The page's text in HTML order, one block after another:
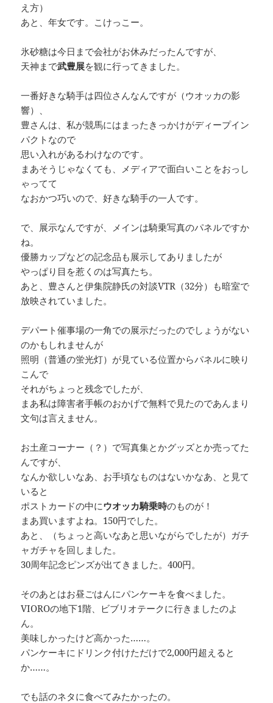
え方）
あと、年女です。こけっこー。
氷砂糖は今日まで会社がお休みだったんですが、
天神まで武豊展を観に行ってきました。
一番好きな騎手は四位さんなんですが（ウオッカの影
響）、
豊さんは、私が競馬にはまったきっかけがディープイン
パクトなので
思い入れがあるわけなのです。
まあそうじゃなくても、メディアで面白いことをおっし
ゃってて
なおかつ巧いので、好きな騎手の一人です。
で、展示なんですが、メインは騎乗写真のパネルですか
ね。
優勝カップなどの記念品も展示してありましたが
やっぱり目を惹くのは写真たち。
あと、豊さんと伊集院静氏の対談VTR（32分）も暗室で
放映されていました。
デパート催事場の一角での展示だったのでしょうがない
のかもしれませんが
照明（普通の蛍光灯）が見ている位置からパネルに映り
こんで
それがちょっと残念でしたが、
まあ私は障害者手帳のおかげで無料で見たのであんまり
文句は言えません。
お土産コーナー（？）で写真集とかグッズとか売ってた
んですが、
なんか欲しいなあ、お手頃なものはないかなあ、と見て
いると
ポストカードの中にウオッカ騎乗時のものが！
まあ買いますよね。150円でした。
あと、（ちょっと高いなあと思いながらでしたが）ガチ
ャガチャを回しました。
30周年記念ピンズが出てきました。400円。
そのあとはお昼ごはんにパンケーキを食べました。
VIOROの地下1階、ビブリオテークに行きましたのよ
ん。
美味しかったけど高かった……。
パンケーキにドリンク付けただけで2,000円超えると
か……。
でも話のネタに食べてみたかったの。